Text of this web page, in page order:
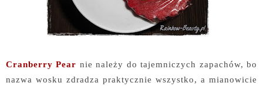
Cranberry Pear nie należy do tajemniczych zapachów, bo
nazwa wosku zdradza praktycznie wszystko, a mianowicie